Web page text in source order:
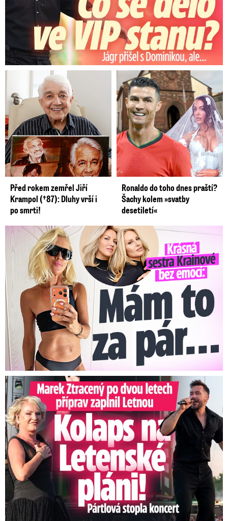
Před rokem zemřel Jiří
Krampol (†87): Dluhy vrší i
po smrti!
Ronaldo do toho dnes praští?
Šachy kolem »svatby
desetiletí«
Krásná sestra Krainové bez emocí: Mám to za pár…
Marek Ztracený na Letné: Pártlová stopla koncert